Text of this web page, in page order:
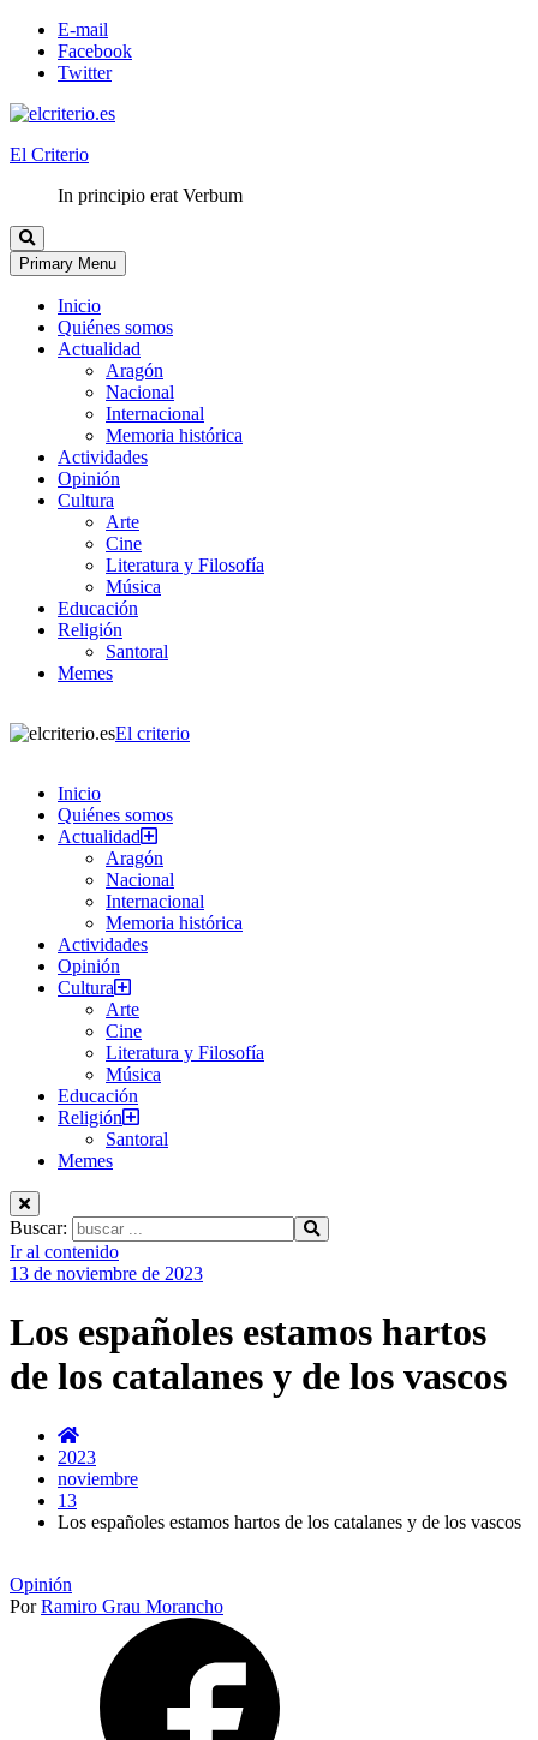
E-mail
Facebook
Twitter
El Criterio
In principio erat Verbum
Primary Menu
Inicio
Quiénes somos
Actualidad
Aragón
Nacional
Internacional
Memoria histórica
Actividades
Opinión
Cultura
Arte
Cine
Literatura y Filosofía
Música
Educación
Religión
Santoral
Memes
El criterio
Inicio
Quiénes somos
Actualidad
Aragón
Nacional
Internacional
Memoria histórica
Actividades
Opinión
Cultura
Arte
Cine
Literatura y Filosofía
Música
Educación
Religión
Santoral
Memes
Buscar:
Ir al contenido
13 de noviembre de 2023
Los españoles estamos hartos
de los catalanes y de los vascos
2023
noviembre
13
Los españoles estamos hartos de los catalanes y de los vascos
Opinión
PorRamiro Grau Morancho